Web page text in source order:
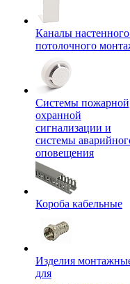
Каналы
потолочного
Системы
охранной
сигнализации и
системы
оповещения
Короба кабельные
Изделия
для